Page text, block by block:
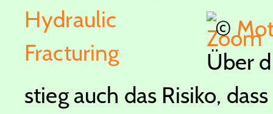
©
Über
stieg auch das Risiko,